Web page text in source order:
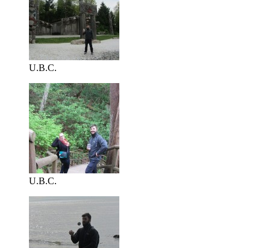
U.B.C.
U.B.C.